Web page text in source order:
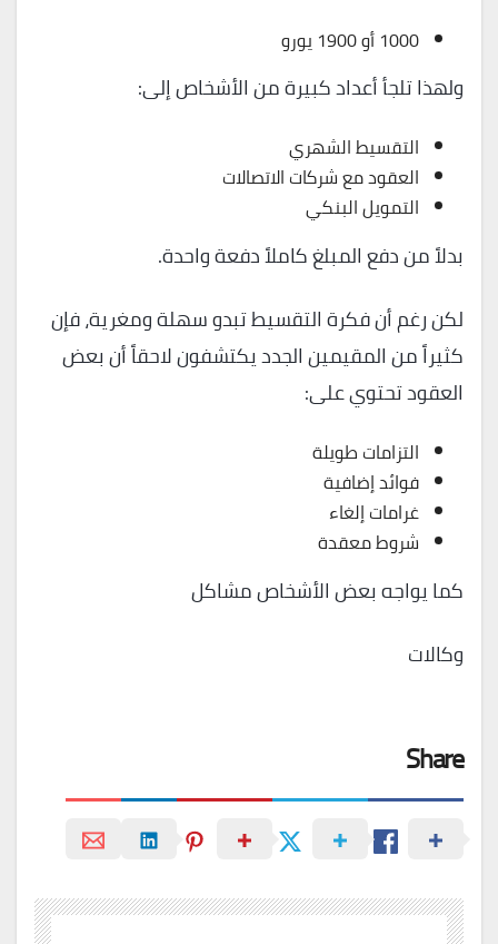
1000 أو 1900 يورو
ولهذا تلجأ أعداد كبيرة من الأشخاص إلى:
التقسيط الشهري
العقود مع شركات الاتصالات
التمويل البنكي
بدلاً من دفع المبلغ كاملاً دفعة واحدة.
لكن رغم أن فكرة التقسيط تبدو سهلة ومغرية، فإن
كثيراً من المقيمين الجدد يكتشفون لاحقاً أن بعض
العقود تحتوي على:
التزامات طويلة
فوائد إضافية
غرامات إلغاء
شروط معقدة
كما يواجه بعض الأشخاص مشاكل
وكالات
Share